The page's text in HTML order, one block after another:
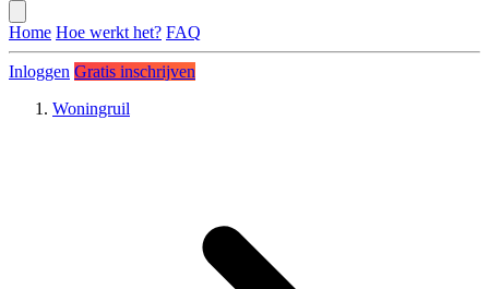
Home Hoe werkt het? FAQ
Inloggen Gratis inschrijven
Woningruil